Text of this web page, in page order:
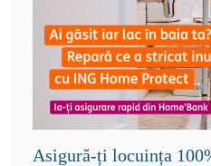
Asigură-ți locuința